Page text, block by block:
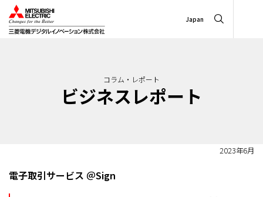
Japan
コラム・レポート
ビジネスレポート
2023年6月
電子取引サービス ＠Sign